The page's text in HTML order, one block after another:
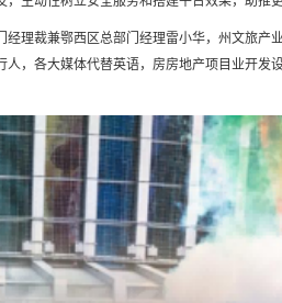
理裁兼鄂西区总部门经理雷小华，州文旅产
，各大媒体代替英语，房房地产项目业开发